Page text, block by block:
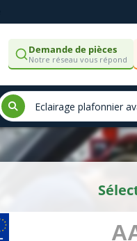
Demande de pièces
Notre réseau vous répond